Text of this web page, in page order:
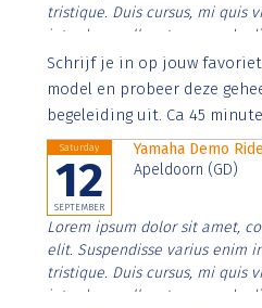
tristique. Duis cursus, mi quis
interdum nulla, ut commodo
Aenean faucibus nibh et justo
imperdiet. Nunc ut sem vitae
Schrijf je in op jouw
model en probeer deze
begeleiding uit. Ca 45
Saturday
12
SEPTEMBER
Yamaha Demo
Apeldoorn (GD)
Lorem ipsum dolor sit amet,
elit. Suspendisse varius enim
tristique. Duis cursus, mi quis
interdum nulla, ut commodo